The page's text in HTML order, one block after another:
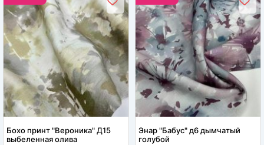
Бохо принт "Вероника" Д15
выбеленная олива
Энар "Бабус" д6 дымчатый
голубой